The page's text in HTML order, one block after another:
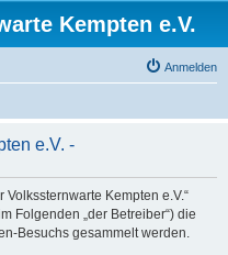
Kempten e.V.
Anmelden
e.V. -
Kempten e.V.“
Folgenden „der Betreiber“) die
Besuchs gesammelt werden.